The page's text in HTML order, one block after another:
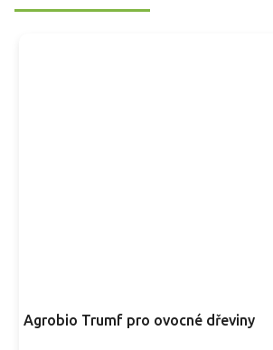
Agrobio Trumf pro ovocné dřeviny